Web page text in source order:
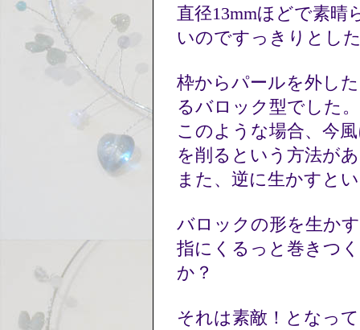
直径13mmほどで素
いのですっきりとし
枠からパールを外し
るバロック型でした
このような場合、今
を削るという方法が
また、逆に生かすと
バロックの形を生か
指にくるっと巻きつ
か？
それは素敵！となっ